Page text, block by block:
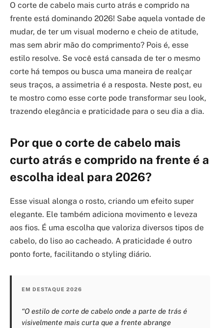
O corte de cabelo mais curto atrás e comprido na
frente está dominando 2026! Sabe aquela vontade de
mudar, de ter um visual moderno e cheio de atitude,
mas sem abrir mão do comprimento? Pois é, esse
estilo resolve. Se você está cansada de ter o mesmo
corte há tempos ou busca uma maneira de realçar
seus traços, a assimetria é a resposta. Neste post, eu
te mostro como esse corte pode transformar seu look,
trazendo elegância e praticidade para o seu dia a dia.
Por que o corte de cabelo mais
curto atrás e comprido na frente é a
escolha ideal para 2026?
Esse visual alonga o rosto, criando um efeito super
elegante. Ele também adiciona movimento e leveza
aos fios. É uma escolha que valoriza diversos tipos de
cabelo, do liso ao cacheado. A praticidade é outro
ponto forte, facilitando o styling diário.
EM DESTAQUE 2026
“O estilo de corte de cabelo onde a parte de trás é
visivelmente mais curta que a frente abrange